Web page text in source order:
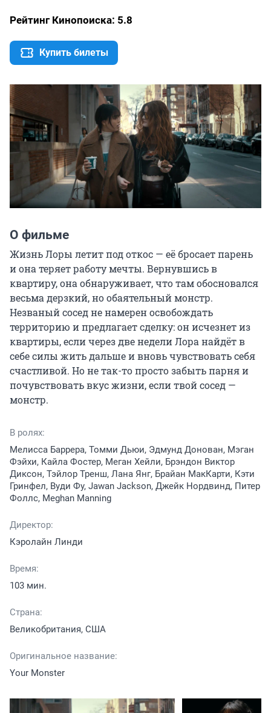
Рейтинг Кинопоиска: 5.8
Купить билеты
О фильме
Жизнь Лоры летит под откос — её бросает парень
и она теряет работу мечты. Вернувшись в
квартиру, она обнаруживает, что там обосновался
весьма дерзкий, но обаятельный монстр.
Незваный сосед не намерен освобождать
территорию и предлагает сделку: он исчезнет из
квартиры, если через две недели Лора найдёт в
себе силы жить дальше и вновь чувствовать себя
счастливой. Но не так-то просто забыть парня и
почувствовать вкус жизни, если твой сосед —
монстр.
В ролях:
Мелисса Баррера, Томми Дьюи, Эдмунд Донован, Мэган
Фэйхи, Кайла Фостер, Меган Хейли, Брэндон Виктор
Диксон, Тэйлор Тренш, Лана Янг, Брайан МакКарти, Кэти
Гринфел, Вуди Фу, Jawan Jackson, Джейк Нордвинд, Питер
Фоллс, Meghan Manning
Директор:
Кэролайн Линди
Время:
103 мин.
Страна:
Великобритания, США
Оригинальное название:
Your Monster